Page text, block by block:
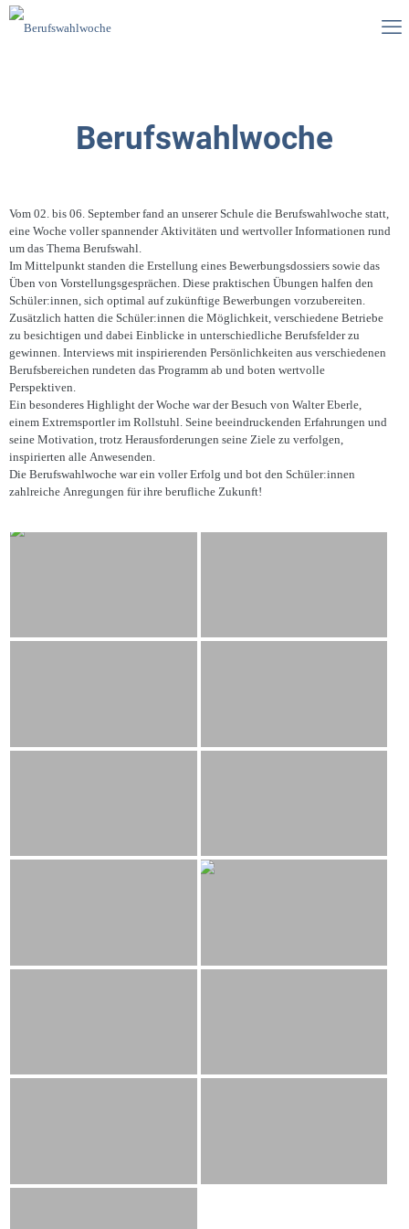
Berufswahlwoche
Vom 02. bis 06. September fand an unserer Schule die Berufswahlwoche statt,
eine Woche voller spannender Aktivitäten und wertvoller Informationen rund
um das Thema Berufswahl.
Im Mittelpunkt standen die Erstellung eines Bewerbungsdossiers sowie das
Üben von Vorstellungsgesprächen. Diese praktischen Übungen halfen den
Schüler:innen, sich optimal auf zukünftige Bewerbungen vorzubereiten.
Zusätzlich hatten die Schüler:innen die Möglichkeit, verschiedene Betriebe
zu besichtigen und dabei Einblicke in unterschiedliche Berufsfelder zu
gewinnen. Interviews mit inspirierenden Persönlichkeiten aus verschiedenen
Berufsbereichen rundeten das Programm ab und boten wertvolle
Perspektiven.
Ein besonderes Highlight der Woche war der Besuch von Walter Eberle,
einem Extremsportler im Rollstuhl. Seine beeindruckenden Erfahrungen und
seine Motivation, trotz Herausforderungen seine Ziele zu verfolgen,
inspirierten alle Anwesenden.
Die Berufswahlwoche war ein voller Erfolg und bot den Schüler:innen
zahlreiche Anregungen für ihre berufliche Zukunft!